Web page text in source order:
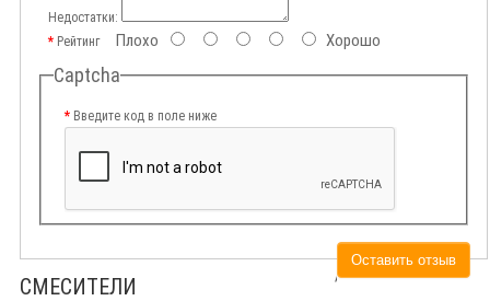
Недостатки:
РейтингПлохо Хорошо
Captcha
Введите код в поле ниже
Оставить отзыв
СМЕСИТЕЛИ